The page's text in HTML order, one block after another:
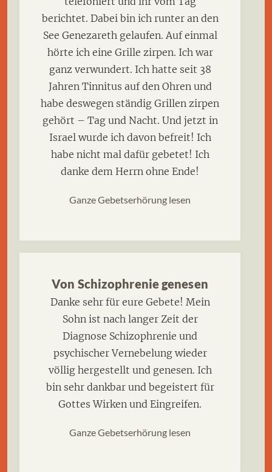
berichtet. Dabei bin ich runter an den
See Genezareth gelaufen. Auf einmal
hörte ich eine Grille zirpen. Ich war
ganz verwundert. Ich hatte seit 38
Jahren Tinnitus auf den Ohren und
habe deswegen ständig Grillen zirpen
gehört – Tag und Nacht. Und jetzt in
Israel wurde ich davon befreit! Ich
habe nicht mal dafür gebetet! Ich
danke dem Herrn ohne Ende!
Ganze Gebetserhörung lesen
Von Schizophrenie genesen
Danke sehr für eure Gebete! Mein
Sohn ist nach langer Zeit der
Diagnose Schizophrenie und
psychischer Vernebelung wieder
völlig hergestellt und genesen. Ich
bin sehr dankbar und begeistert für
Gottes Wirken und Eingreifen.
Ganze Gebetserhörung lesen